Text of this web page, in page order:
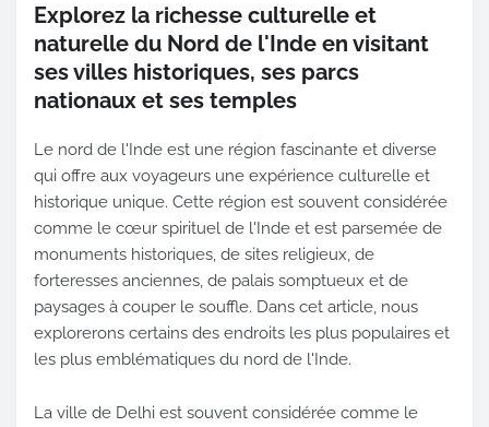
Explorez la richesse culturelle et
naturelle du Nord de l'Inde en visitant
ses villes historiques, ses parcs
nationaux et ses temples
Le nord de l'Inde est une région fascinante et diverse
qui offre aux voyageurs une expérience culturelle et
historique unique. Cette région est souvent considérée
comme le cœur spirituel de l'Inde et est parsemée de
monuments historiques, de sites religieux, de
forteresses anciennes, de palais somptueux et de
paysages à couper le souffle. Dans cet article, nous
explorerons certains des endroits les plus populaires et
les plus emblématiques du nord de l'Inde.
La ville de Delhi est souvent considérée comme le